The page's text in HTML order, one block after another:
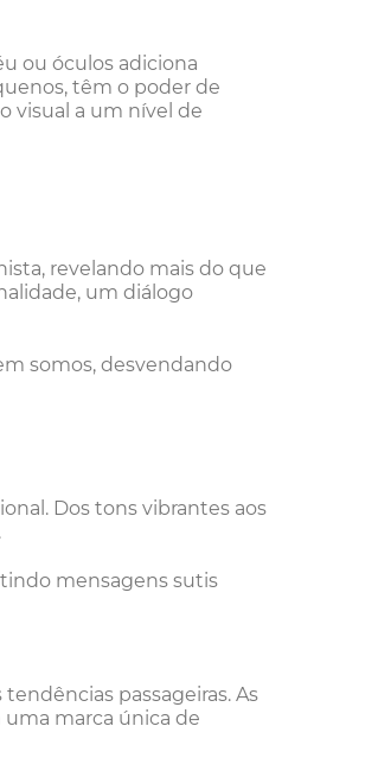
ou óculos adiciona
têm o poder de
visual a um nível de
revelando mais do que
um diálogo
somos, desvendando
Dos tons vibrantes aos
mensagens sutis
passageiras. As
uma marca única de